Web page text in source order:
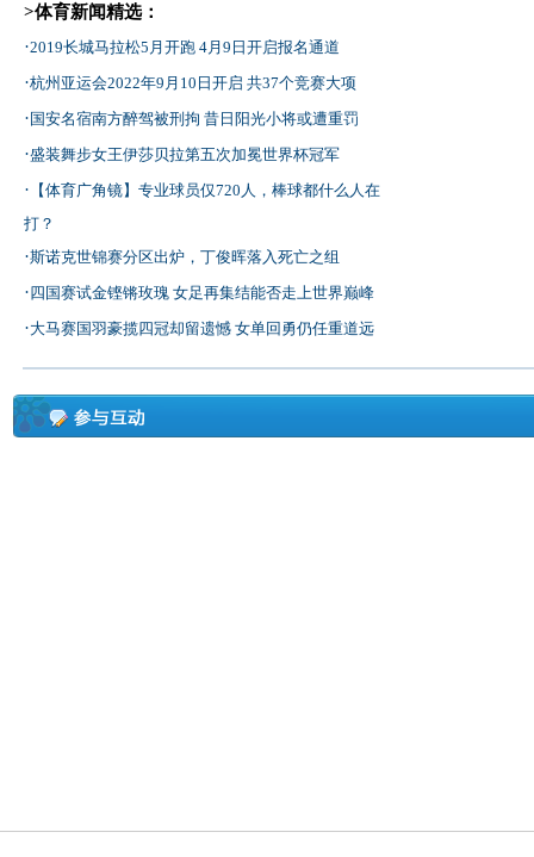
>体育新闻精选：
·2019长城马拉松5月开跑 4月9日开启报名通道
·杭州亚运会2022年9月10日开启 共37个竞赛大项
·国安名宿南方醉驾被刑拘 昔日阳光小将或遭重罚
·盛装舞步女王伊莎贝拉第五次加冕世界杯冠军
· 【体育广角镜】专业球员仅720人，棒球都什么人在
打？
·斯诺克世锦赛分区出炉，丁俊晖落入死亡之组
·四国赛试金铿锵玫瑰 女足再集结能否走上世界巅峰
·大马赛国羽豪揽四冠却留遗憾 女单回勇仍任重道远